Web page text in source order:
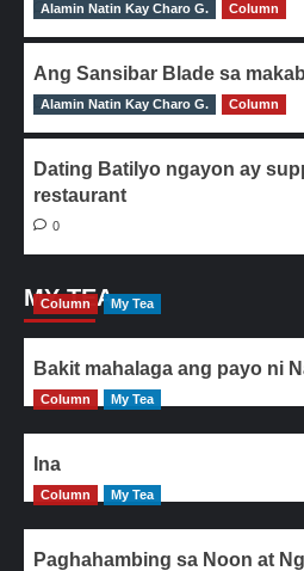
0
Alamin Natin Kay Charo G. Column
Ang Sansibar Blade sa
0
Alamin Natin Kay Charo G. Column
Dating Batilyo ngayon ay
restaurant
0
MY TEA
Column My Tea
Bakit mahalaga ang payo ni
Column My Tea
Ina
Column My Tea
Paghahambing sa Noon at